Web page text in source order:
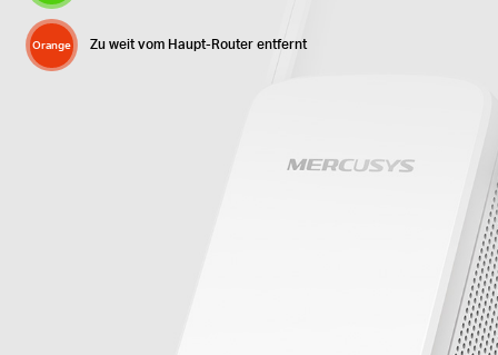
Orange Zu weit vom Haupt-Router entfernt